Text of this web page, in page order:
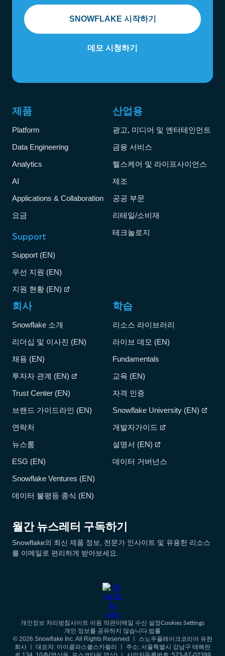
정형 및 비정형 데이터를 함께 통합합니다.
안전한 협업:실시간 거버넌스 데이터의 안전한 공유
를 통해 기관 간, 그리고 신뢰할 수 있는 미션 파트너와
의 사일로를 해소합니다. 이를 통해 현대적이고 효율적
인 정부 운영에 필요한 협업이 가능해집니다.
든 인프라, 유지 관리, 업그레이드 및 튜닝을 처리합니
수 있습니다.
SNOWFLAKE 시작하기
데모 시청하기
월간 뉴스레터 구독하기
Snowflake의 최신 제품 정보, 전문가 인사이트 및 유용한 리소스
를 이메일로 편리하게 받아보세요.
제품
Platform
Data Engineering
Analytics
AI
Applications & Collaboration
요금
Support
Support (EN)
우선 지원 (EN)
지원 현황 (EN)
산업용
광고, 미디어 및 엔터테인먼트
금융 서비스
헬스케어 및 라이프사이언스
제조
공공 부문
리테일/소비재
테크놀로지
회사
Snowflake 소개
리더십 및 이사진 (EN)
채용 (EN)
투자자 관계 (EN)
Trust Center (EN)
브랜드 가이드라인 (EN)
연락처
뉴스룸
ESG (EN)
Snowflake Ventures (EN)
데이터 불평등 종식 (EN)
학습
리소스 라이브러리
라이브 데모 (EN)
Fundamentals
교육 (EN)
자격 인증
Snowflake University (EN)
개발자가이드
설명서 (EN)
데이터 거버넌스
개인정보 처리방침사이트 이용 약관이메일 수신 설정Cookies Settings
개인 정보를 공유하지 않습니다.법률
© 2026 Snowflake Inc. All Rights Reserved ㅣ 스노우플레이크코리아 유한
회사 ㅣ 대표자: 마이클파스콸스카펠리 ㅣ 주소: 서울특별시 강남구 테헤란